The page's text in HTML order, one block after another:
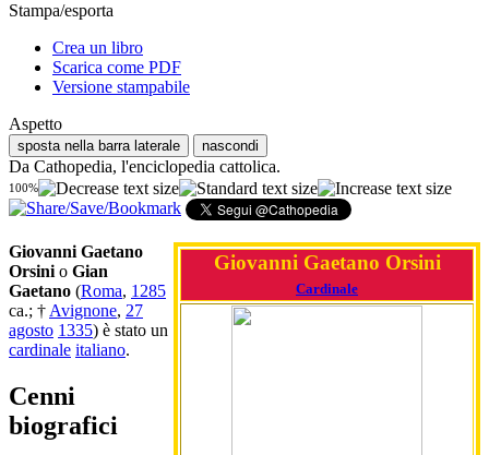
Stampa/esporta
Crea un libro
Scarica come PDF
Versione stampabile
Aspetto
sposta nella barra laterale nascondi
Da Cathopedia, l'enciclopedia cattolica.
100%
Giovanni Gaetano Orsini
Cardinale
Giovanni Gaetano
Orsini o Gian
Gaetano (Roma, 1285
ca.; † Avignone, 27
agosto 1335) è stato un
cardinale italiano.
Cenni
biografici